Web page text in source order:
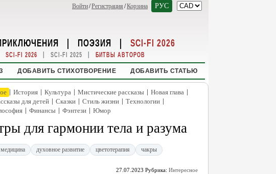
Войти/Регистрация /Корзина РУС
| ПОЭЗИЯ | SCI-FI 2026
SCI-FI 2026 | SCI-FI 2025 | БИТВЫ АВТОРОВ
ДОБАВИТЬ СТИХОТВОРЕНИЕ ДОБАВИТЬ СТАТЬЮ
| История | Культура | Мистические рассказы | Новая глава |
для детей | Сказки | Стиль жизни | Технологии |
| Финансы | Фэнтези | Юмор
для гармонии тела и разума
медицина духовное развитие цветотерапия чакры
27.07.2023 Рубрика: Интересное